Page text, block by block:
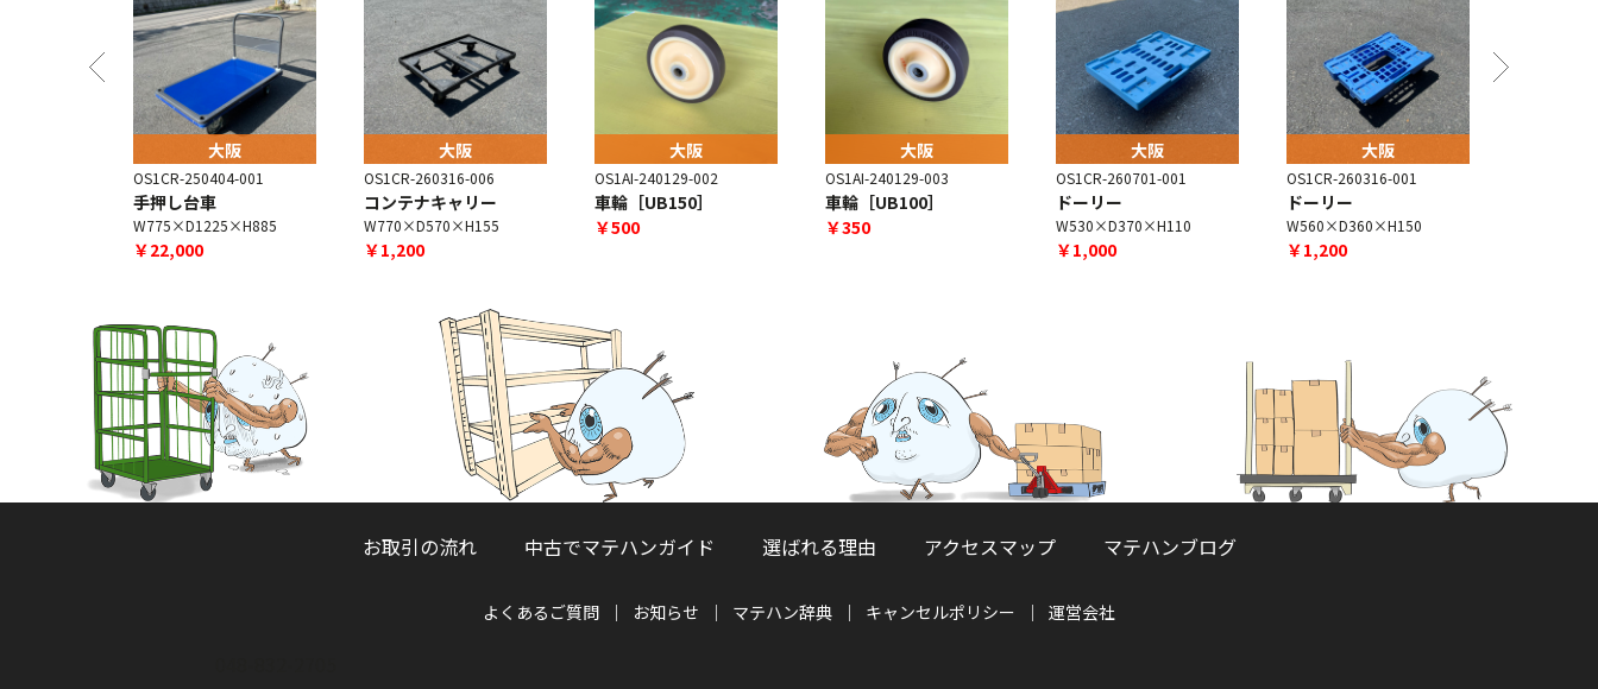
大阪
OS1CR-250404-001
手押し台車
W775×D1225×H885
￥22,000
大阪
OS1CR-260316-006
コンテナキャリー
W770×D570×H155
￥1,200
大阪
OS1AI-240129-002
車輪［UB150］
￥500
大阪
OS1AI-240129-003
車輪［UB100］
￥350
大阪
OS1CR-260701-001
ドーリー
W530×D370×H110
￥1,000
大阪
OS1CR-260316-001
ドーリー
W560×D360×H150
￥1,200
お取引の流れ 中古でマテハンガイド 選ばれる理由 アクセスマップ マテハンブログ
よくあるご質問 お知らせ マテハン辞典 キャンセルポリシー 運営会社